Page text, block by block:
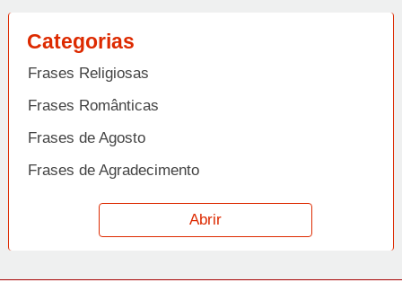
Categorias
Frases Religiosas
Frases Românticas
Frases de Agosto
Frases de Agradecimento
Frases de Amizade
Frases de Amor
Abrir